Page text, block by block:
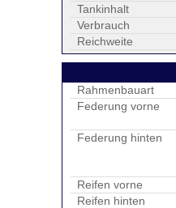
Tankinhalt
Verbrauch
Reichweite
Rahmenbauart
Federung vorne
Federung hinten
Reifen vorne
Reifen hinten